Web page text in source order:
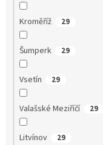
Kroměříž 29
Šumperk 29
Vsetín 29
Valašské Meziříčí 29
Litvínov 29